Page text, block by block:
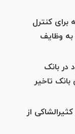
کنترل
به وظایف
در بانک
بانک تاخیر
از